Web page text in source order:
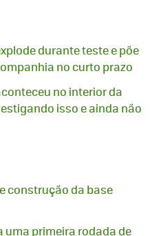
durante teste e põe
no curto prazo
no interior da
isso e ainda não
construção da base
uma primeira rodada de